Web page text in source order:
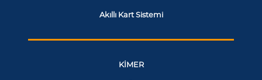
Akıllı Kart Sistemi
KİMER